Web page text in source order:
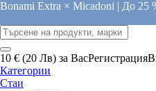
Bonami Extra × Micadoni | До 25
10 € (20 Лв) за ВасРегистрация
Категории
Стаи